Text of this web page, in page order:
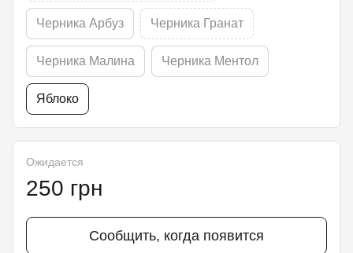
Черника Арбуз Черника Гранат
Черника Малина Черника Ментол
Яблоко
Ожидается
250 грн
Сообщить, когда появится